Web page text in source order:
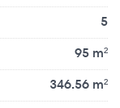
5
95 m²
346.56 m²